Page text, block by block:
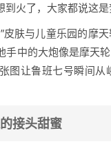
火了，大家都说这
皮肤与儿童乐园的
手中的大炮像是摩天
图让鲁班七号瞬间
接头甜蜜